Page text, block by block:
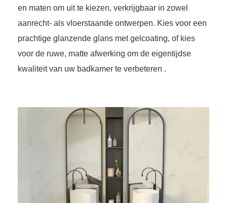
en maten om uit te kiezen, verkrijgbaar in zowel
aanrecht- als vloerstaande ontwerpen. Kies voor een
prachtige glanzende glans met gelcoating, of kies
voor de ruwe, matte afwerking om de eigentijdse
kwaliteit van uw badkamer te verbeteren .